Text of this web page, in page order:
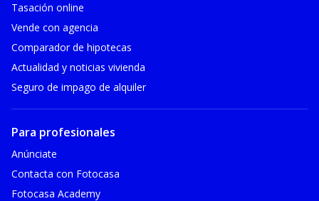
Tasación online
Vende con agencia
Comparador de hipotecas
Actualidad y noticias vivienda
Seguro de impago de alquiler
Para profesionales
Anúnciate
Contacta con Fotocasa
Fotocasa Academy